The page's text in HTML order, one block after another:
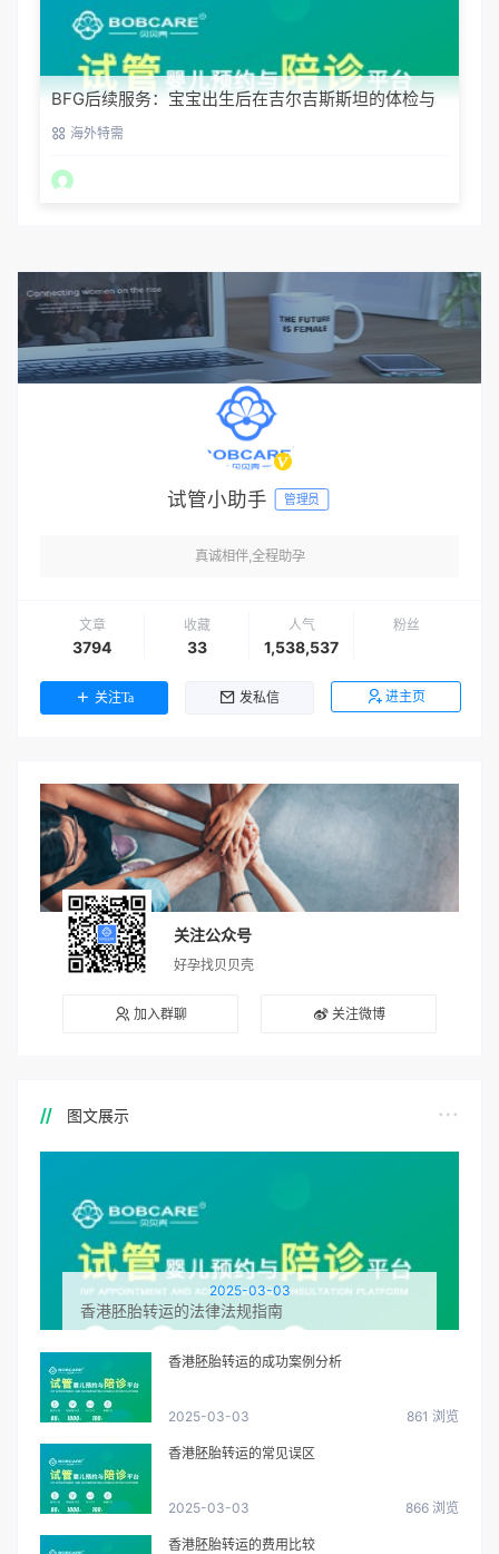
BFG后续服务：宝宝出生后在吉尔吉斯斯坦的体检与
回国海外特需
试管小助手 管理员
真诚相伴,全程助孕
文章
3794
收藏
33
人气
1,538,537
粉丝
关注Ta 发私信 进主页
关注公众号
好孕找贝贝壳
加入群聊 关注微博
图文展示
2025-03-03
香港胚胎转运的法律法规指南
香港胚胎转运的成功案例分析
2025-03-03 861 浏览
香港胚胎转运的常见误区
2025-03-03 866 浏览
香港胚胎转运的费用比较